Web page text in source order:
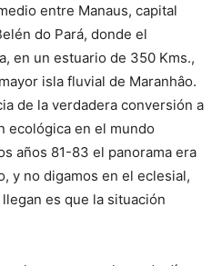
entre Manaus, capital
do Pará, donde el
en un estuario de 350 Kms.,
isla fluvial de Maranhâo.
de la verdadera conversión a
ecológica en el mundo
años 81-83 el panorama era
y no digamos en el eclesial,
es que la situación